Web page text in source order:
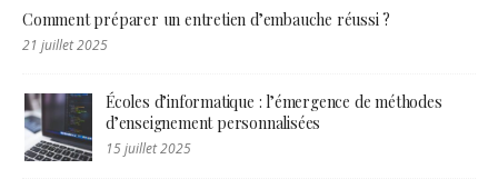
Comment préparer un entretien d’embauche réussi ?
21 juillet 2025
Écoles d’informatique : l’émergence de méthodes
d’enseignement personnalisées
15 juillet 2025